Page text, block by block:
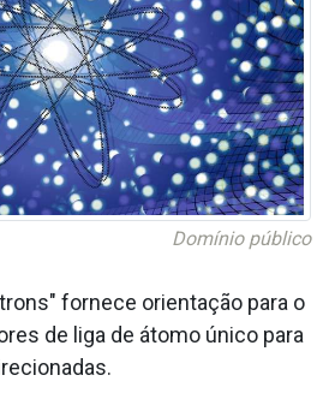
Domínio público
fornece orientação para o
de liga de átomo único para